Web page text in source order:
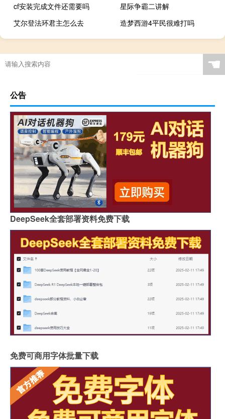
cf安装完成文件还需要吗
星际争霸二讲解
艾尔登法环君主怎么去
造梦西游4平民很难打吗
☚
公告
DeepSeek全套部署资料免费下载
免费可商用字体批量下载